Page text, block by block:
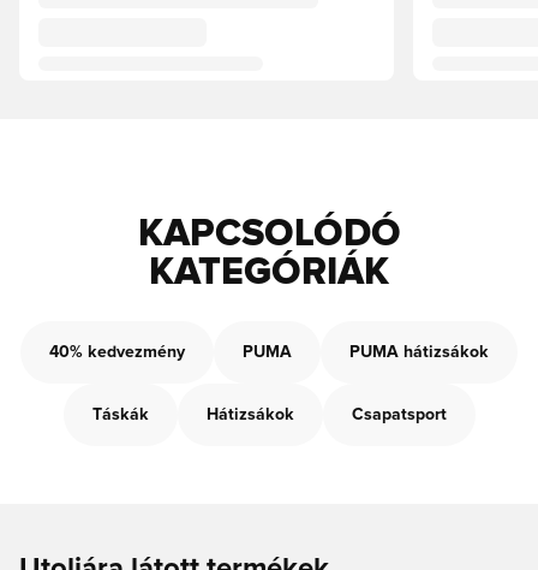
KAPCSOLÓDÓ
KATEGÓRIÁK
40% kedvezmény PUMA PUMA hátizsákok
Táskák Hátizsákok Csapatsport